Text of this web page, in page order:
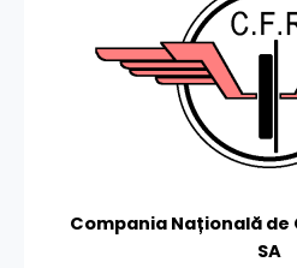
Compania Națională de
SA